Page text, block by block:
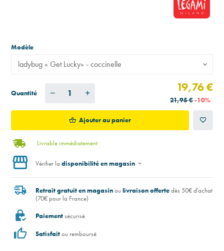
Modèle
ladybug « Get Lucky» - coccinelle
Quantité 19,76 €
21,95 €-10%
Ajouter au panier
Livrable immédiatement
Vérifier la disponibilité en magasin
Retrait gratuit en magasinoulivraison offertedès 50€ d'achat
(70€ pour la France)
Paiementsécurisé
Satisfaitou remboursé